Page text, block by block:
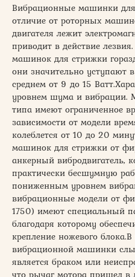
Вибрационные машинки
отличие от роторных
двигателя лежит
приводит в действие
машинок для стрижки
они значительно
среднем от 9 до 15
уровнем шума и вибрации.
типа имеют ограниченное
зависимости от модели
колеблется от 10 до 20
машинок для стрижки от
анкерный вибродвигатель,
практически бесшумную
пониженным уровнем
вибрационные модели от
1750) имеют специальный
благодаря которому
крепление ножевого
вибрационной машинки
является браком или